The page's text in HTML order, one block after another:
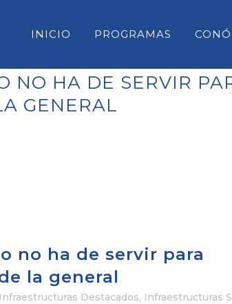
INICIO PROGRAMAS
NO HA DE SERVIR
GENERAL
no ha de servir para
la general
Infraestructuras Destacados, Infraestructuras